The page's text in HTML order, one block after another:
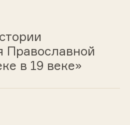
Православной
в 19 веке»